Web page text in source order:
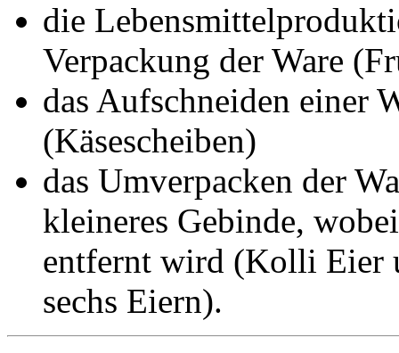
die
Verpackung der Ware
das Aufschneiden einer
(Käsescheiben)
das Umverpacken der
kleineres Gebinde,
entfernt wird (Kolli Eier
sechs Eiern).